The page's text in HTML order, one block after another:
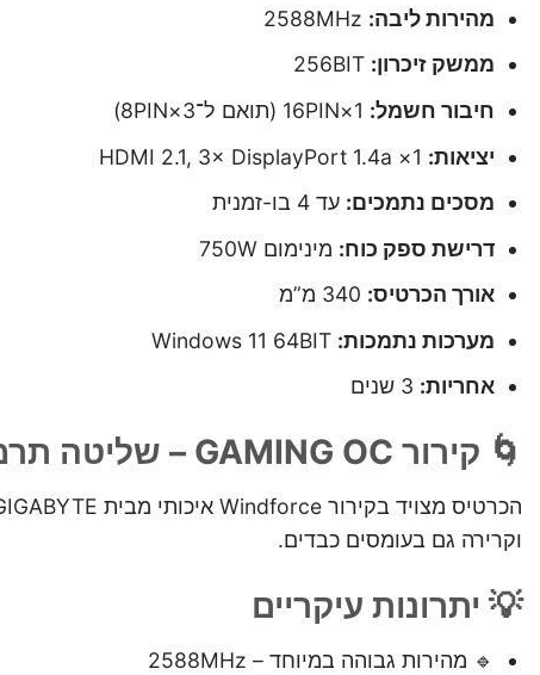
מהירות ליבה:
ממשק זיכרון:
חיבור חשמל:
יציאות:
מסכים נתמכים: עד 4 בו-זמנית
דרישת ספק כוח: מינימום 750W
אורך הכרטיס:
מערכות נתמכות:
אחריות:
🌀 קירור GAMING OC – שליטה תרמית מתקדמת
וקרירה גם בעומסים כבדים.
💡 יתרונות עיקריים
🔹 מהירות גבוהה במיוחד – 2588MHz